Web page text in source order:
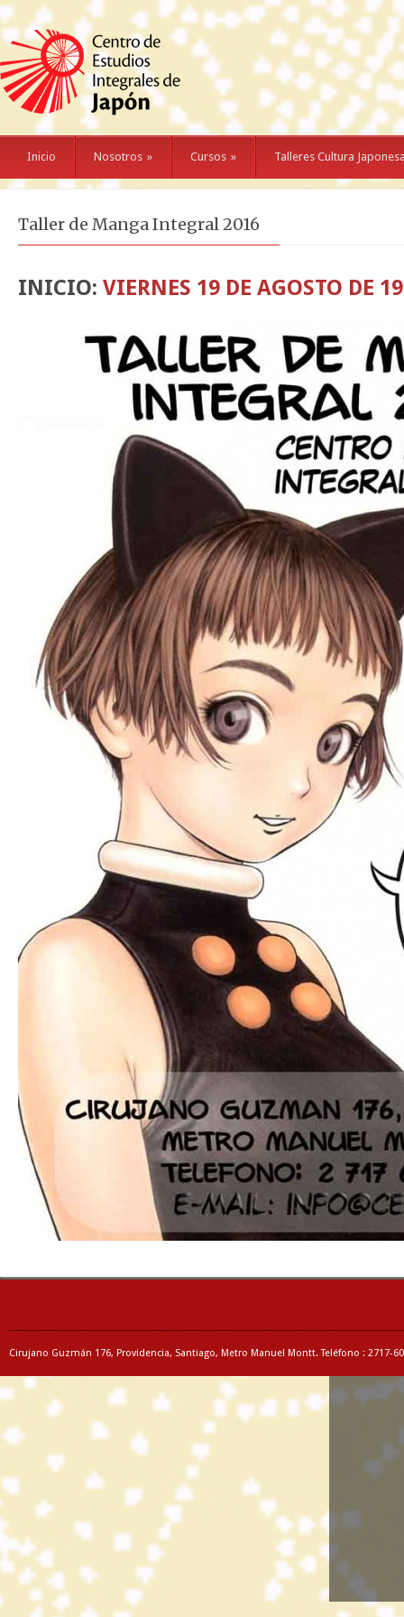
Inicio Nosotros » Cursos » Talleres Cultura
Taller de Manga Integral 2016
INICIO: VIERNES 19 DE AGOSTO DE
Cirujano Guzmán 176, Providencia, Santiago, Metro Manuel Montt. Teléfono : 2717-